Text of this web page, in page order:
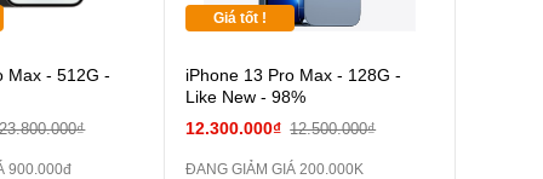
Max - 512G -
23.800.000₫
900.000đ
Giá tốt !
iPhone 13 Pro Max - 128G -
Like New - 98%
12.300.000₫ 12.500.000₫
ĐANG GIẢM GIÁ 200.000K